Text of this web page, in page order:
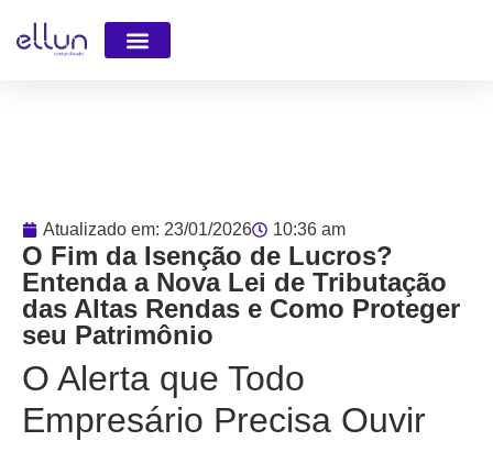
Atualizado em: 23/01/2026 10:36 am
O Fim da Isenção de Lucros?
Entenda a Nova Lei de Tributação
das Altas Rendas e Como Proteger
seu Patrimônio
O Alerta que Todo
Empresário Precisa Ouvir